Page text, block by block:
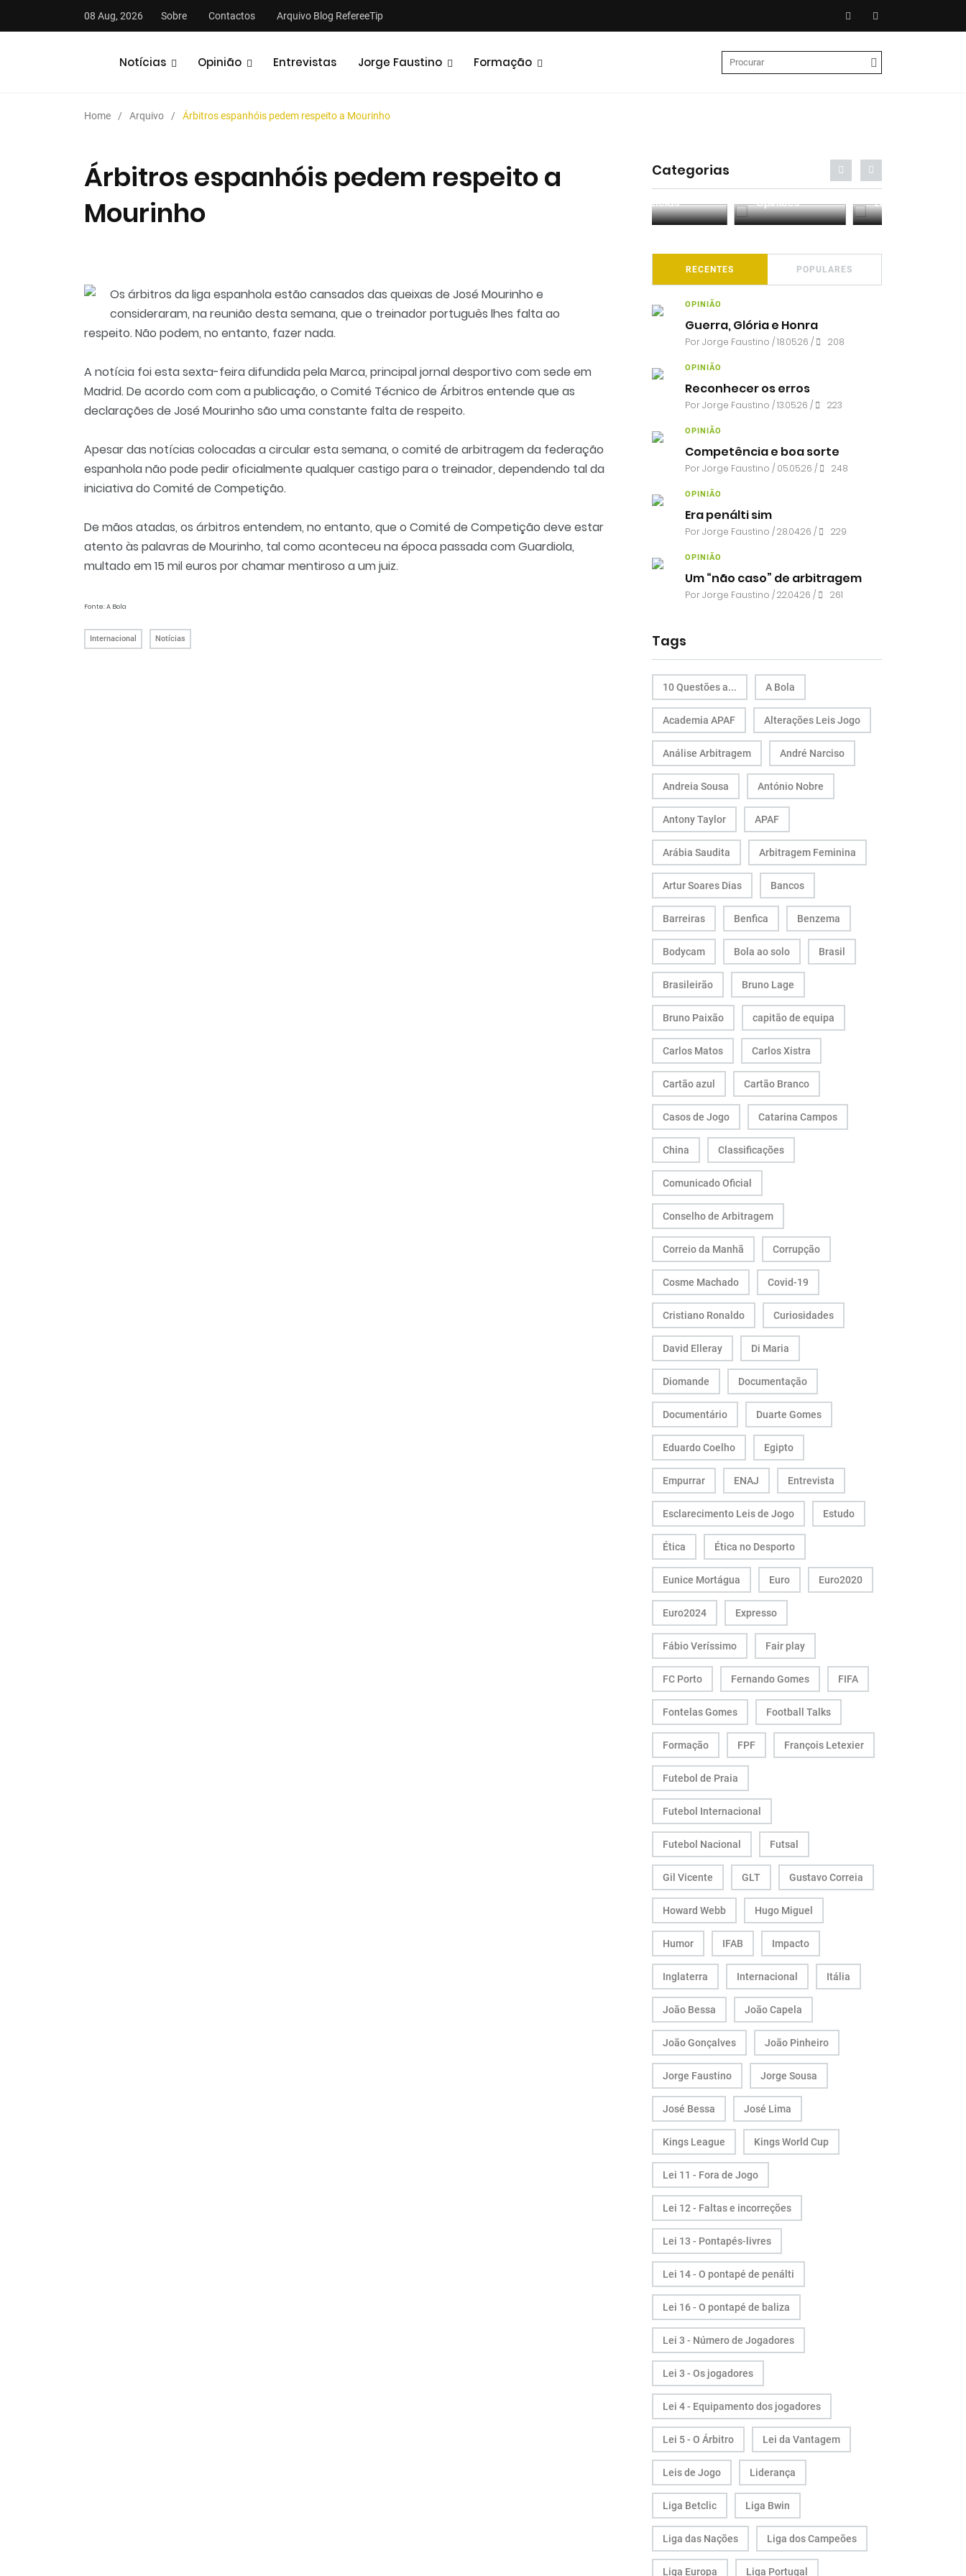
08 Aug, 2026 Sobre Contactos Arquivo Blog RefereeTip
Notícias Opinião Entrevistas Jorge Faustino Formação
Home Arquivo Árbitros espanhóis pedem respeito a Mourinho
Árbitros espanhóis pedem respeito a
Mourinho
Os árbitros da liga espanhola estão cansados das queixas de José Mourinho e
consideraram, na reunião desta semana, que o treinador português lhes falta ao
respeito. Não podem, no entanto, fazer nada.
A notícia foi esta sexta-feira difundida pela Marca, principal jornal desportivo com sede em
Madrid. De acordo com com a publicação, o Comité Técnico de Árbitros entende que as
declarações de José Mourinho são uma constante falta de respeito.
Apesar das notícias colocadas a circular esta semana, o comité de arbitragem da federação
espanhola não pode pedir oficialmente qualquer castigo para o treinador, dependendo tal da
iniciativa do Comité de Competição.
De mãos atadas, os árbitros entendem, no entanto, que o Comité de Competição deve estar
atento às palavras de Mourinho, tal como aconteceu na época passada com Guardiola,
multado em 15 mil euros por chamar mentiroso a um juiz.
Fonte: A Bola
Internacional Notícias
Categorias
Análises Entrevistas Análises
RECENTES POPULARES
OPINIÃO
Guerra, Glória e Honra
PorJorge Faustino / 18.05.26 / 208
OPINIÃO
Reconhecer os erros
PorJorge Faustino / 13.05.26 / 223
OPINIÃO
Competência e boa sorte
PorJorge Faustino / 05.05.26 / 248
OPINIÃO
Era penálti sim
PorJorge Faustino / 28.04.26 / 229
OPINIÃO
Um “não caso” de arbitragem
PorJorge Faustino / 22.04.26 / 261
Tags
10 Questões a... A Bola
Academia APAF Alterações Leis Jogo
Análise Arbitragem André Narciso
Andreia Sousa António Nobre
Antony Taylor APAF
Arábia Saudita Arbitragem Feminina
Artur Soares Dias Bancos
Barreiras Benfica Benzema
Bodycam Bola ao solo Brasil
Brasileirão Bruno Lage
Bruno Paixão capitão de equipa
Carlos Matos Carlos Xistra
Cartão azul Cartão Branco
Casos de Jogo Catarina Campos
China Classificações
Comunicado Oficial
Conselho de Arbitragem
Correio da Manhã Corrupção
Cosme Machado Covid-19
Cristiano Ronaldo Curiosidades
David Elleray Di Maria
Diomande Documentação
Documentário Duarte Gomes
Eduardo Coelho Egipto
Empurrar ENAJ Entrevista
Esclarecimento Leis de Jogo Estudo
Ética Ética no Desporto
Eunice Mortágua Euro Euro2020
Euro2024 Expresso
Fábio Veríssimo Fair play
FC Porto Fernando Gomes FIFA
Fontelas Gomes Football Talks
Formação FPF François Letexier
Futebol de Praia
Futebol Internacional
Futebol Nacional Futsal
Gil Vicente GLT Gustavo Correia
Howard Webb Hugo Miguel
Humor IFAB Impacto
Inglaterra Internacional Itália
João Bessa João Capela
João Gonçalves João Pinheiro
Jorge Faustino Jorge Sousa
José Bessa José Lima
Kings League Kings World Cup
Lei 11 - Fora de Jogo
Lei 12 - Faltas e incorreções
Lei 13 - Pontapés-livres
Lei 14 - O pontapé de penálti
Lei 16 - O pontapé de baliza
Lei 3 - Número de Jogadores
Lei 3 - Os jogadores
Lei 4 - Equipamento dos jogadores
Lei 5 - O Árbitro Lei da Vantagem
Leis de Jogo Liderança
Liga Betclic Liga Bwin
Liga das Nações Liga dos Campeões
Liga Europa Liga Portugal